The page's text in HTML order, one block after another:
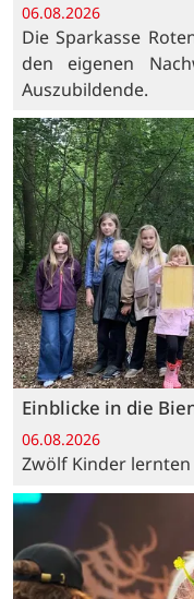
06.08.2026
Die Sparkasse
den eigenen
Auszubildende.
Einblicke in die
06.08.2026
Zwölf Kinder lernten